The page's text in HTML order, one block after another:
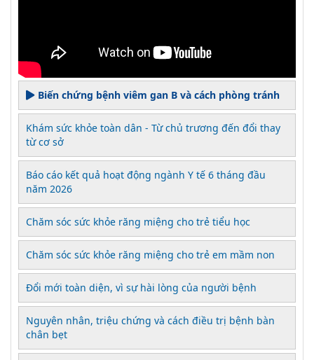
Biến chứng bệnh viêm gan B và cách phòng tránh
Khám sức khỏe toàn dân - Từ chủ trương đến đổi thay
từ cơ sở
Báo cáo kết quả hoạt động ngành Y tế 6 tháng đầu
năm 2026
Chăm sóc sức khỏe răng miệng cho trẻ tiểu học
Chăm sóc sức khỏe răng miệng cho trẻ em mầm non
Đổi mới toàn diện, vì sự hài lòng của người bệnh
Nguyên nhân, triệu chứng và cách điều trị bệnh bàn
chân bẹt